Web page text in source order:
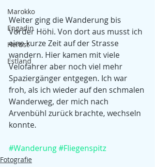
Marokko
Engadin
Herbst
Estland
Weiter ging die Wanderung bis
Vorder Höhi. Von dort aus musst ich
eine kurze Zeit auf der Strasse
wandern. Hier kamen mit viele
Velofahrer aber noch viel mehr
Spaziergänger entgegen. Ich war
froh, als ich wieder auf den schmalen
Wanderweg, der mich nach
Arvenbühl zurück brachte, wechseln
konnte.
#Wanderung#Fliegenspitz
Fotografie